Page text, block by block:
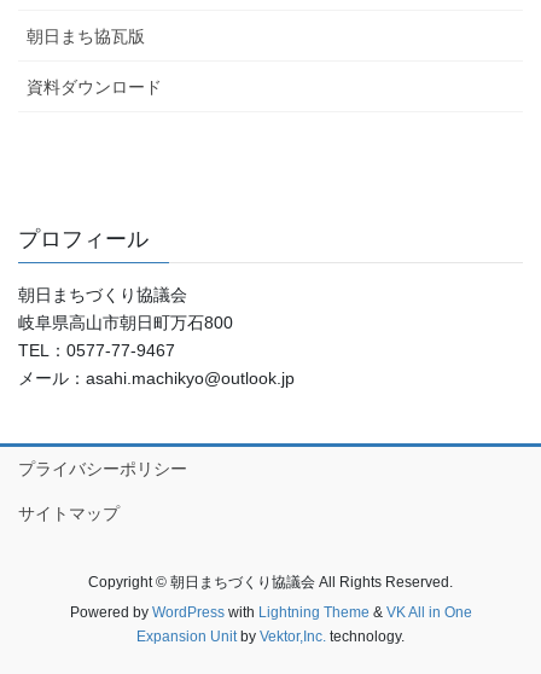
朝日まち協瓦版
資料ダウンロード
プロフィール
朝日まちづくり協議会
岐阜県高山市朝日町万石800
TEL：0577-77-9467
メール：asahi.machikyo@outlook.jp
プライバシーポリシー
サイトマップ
Copyright © 朝日まちづくり協議会 All Rights Reserved.
Powered by WordPresswith Lightning Theme & VK All in One
Expansion Unit by Vektor,Inc. technology.